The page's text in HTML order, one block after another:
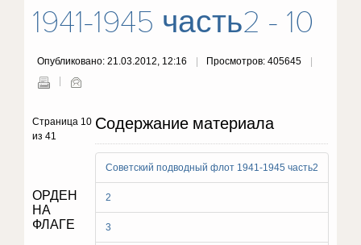
1941-1945 часть2 - 10
Опубликовано: 21.03.2012, 12:16 Просмотров: 405645
Содержание материала
Советский подводный флот 1941-1945 часть2
2
3
Страница 10
из 41
ОРДЕН
НА
ФЛАГЕ